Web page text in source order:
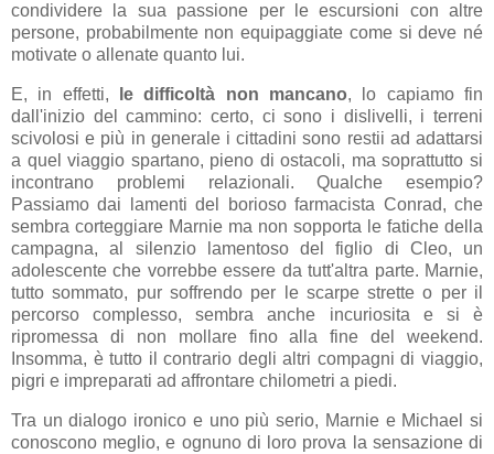
condividere la sua passione per le escursioni con altre
persone, probabilmente non equipaggiate come si deve né
motivate o allenate quanto lui.
E, in effetti, le difficoltà non mancano, lo capiamo fin
dall'inizio del cammino: certo, ci sono i dislivelli, i terreni
scivolosi e più in generale i cittadini sono restii ad adattarsi
a quel viaggio spartano, pieno di ostacoli, ma soprattutto si
incontrano problemi relazionali. Qualche esempio?
Passiamo dai lamenti del borioso farmacista Conrad, che
sembra corteggiare Marnie ma non sopporta le fatiche della
campagna, al silenzio lamentoso del figlio di Cleo, un
adolescente che vorrebbe essere da tutt'altra parte. Marnie,
tutto sommato, pur soffrendo per le scarpe strette o per il
percorso complesso, sembra anche incuriosita e si è
ripromessa di non mollare fino alla fine del weekend.
Insomma, è tutto il contrario degli altri compagni di viaggio,
pigri e impreparati ad affrontare chilometri a piedi.
Tra un dialogo ironico e uno più serio, Marnie e Michael si
conoscono meglio, e ognuno di loro prova la sensazione di